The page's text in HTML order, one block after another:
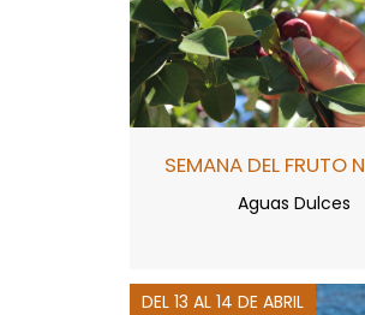
SEMANA DEL FRUTO
Aguas Dulces
DEL 13 AL 14 DE ABRIL